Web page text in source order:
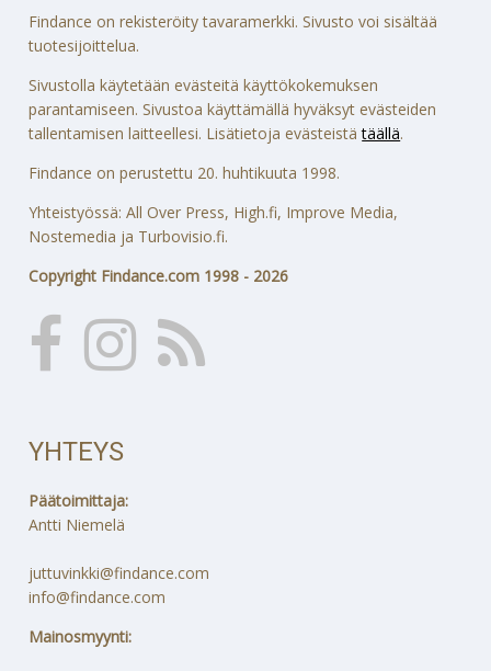
Findance on rekisteröity tavaramerkki. Sivusto voi sisältää
tuotesijoittelua.
Sivustolla käytetään evästeitä käyttökokemuksen
parantamiseen. Sivustoa käyttämällä hyväksyt evästeiden
tallentamisen laitteellesi. Lisätietoja evästeistätäällä.
Findance on perustettu 20. huhtikuuta 1998.
Yhteistyössä: All Over Press, High.fi, Improve Media,
Nostemedia ja Turbovisio.fi.
Copyright Findance.com 1998 - 2026
YHTEYS
Päätoimittaja:
Antti Niemelä
juttuvinkki@findance.com
info@findance.com
Mainosmyynti: